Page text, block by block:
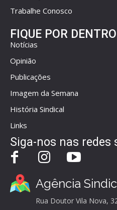
Trabalhe Conosco
FIQUE POR DENTRO
Notícias
Opinião
Publicações
Imagem da Semana
História Sindical
Links
Siga-nos nas redes
Agência
Rua Doutor Vila Nova,